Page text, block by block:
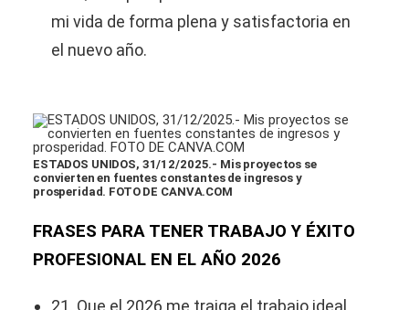
mi vida de forma plena y satisfactoria en
el nuevo año.
ESTADOS UNIDOS, 31/12/2025.- Mis proyectos se
convierten en fuentes constantes de ingresos y
prosperidad. FOTO DE CANVA.COM
FRASES PARA TENER TRABAJO Y ÉXITO
PROFESIONAL EN EL AÑO 2026
21. Que el 2026 me traiga el trabajo ideal